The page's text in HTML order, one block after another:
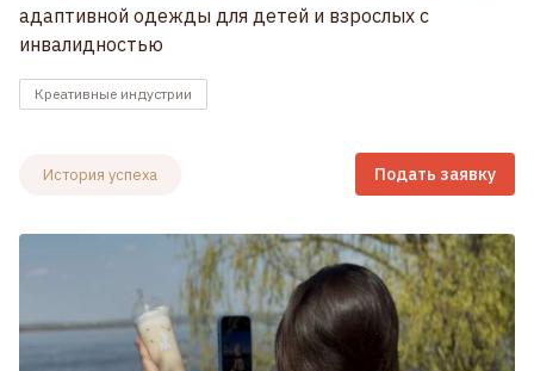
адаптивной одежды для детей и взрослых с
инвалидностью
Креативные индустрии
История успеха Подать заявку